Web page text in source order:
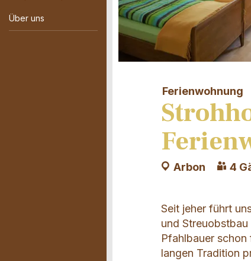
Über uns
Ferienwohnung
Arbon 4
Seit jeher führt
und
Pfahlbauer
langen Tradition